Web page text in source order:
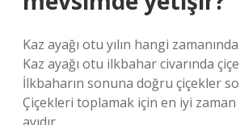
Kaz ayağı otu yılın hangi
Kaz ayağı otu ilkbahar civarında
İlkbaharın sonuna doğru çiçekler
Çiçekleri toplamak için en iyi zaman